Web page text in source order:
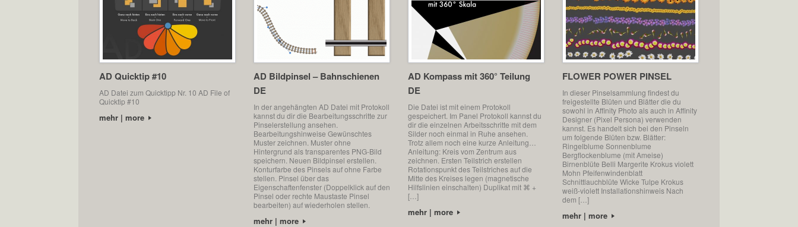
AD Quicktip #10
AD Datei zum Quicktipp Nr. 10 AD File of
Quicktip #10
mehr | more
AD Bildpinsel – Bahnschienen
DE
In der angehängten AD Datei mit Protokoll
kannst du dir die Bearbeitungsschritte zur
Pinselerstellung ansehen.
Bearbeitungshinweise Gewünschtes
Muster zeichnen. Muster ohne
Hintergrund als transparentes PNG-Bild
speichern. Neuen Bildpinsel erstellen.
Konturfarbe des Pinsels auf ohne Farbe
stellen. Pinsel über das
Eigenschaftenfenster (Doppelklick auf den
Pinsel oder rechte Maustaste Pinsel
bearbeiten) auf wiederholen stellen.
mehr | more
AD Kompass mit 360° Teilung
DE
Die Datei ist mit einem Protokoll
gespeichert. Im Panel Protokoll kannst du
dir die einzelnen Arbeitsschritte mit dem
Silder noch einmal in Ruhe ansehen.
Trotz allem noch eine kurze Anleitung…
Anleitung: Kreis vom Zentrum aus
zeichnen. Ersten Teilstrich erstellen
Rotationspunkt des Teilstriches auf die
Mitte des Kreises legen (magnetische
Hilfslinien einschalten) Duplikat mit ⌘ +
[…]
mehr | more
FLOWER POWER PINSEL
In dieser Pinselsammlung findest du
freigestellte Blüten und Blätter die du
sowohl in Affinity Photo als auch in Affinity
Designer (Pixel Persona) verwenden
kannst. Es handelt sich bei den Pinseln
um folgende Blüten bzw. Blätter:
Ringelblume Sonnenblume
Bergflockenblume (mit Ameise)
Birnenblüte Belli Margerite Krokus violett
Mohn Pfeifenwindenblatt
Schnittlauchblüte Wicke Tulpe Krokus
weiß-violett Installationshinweis Nach
dem […]
mehr | more